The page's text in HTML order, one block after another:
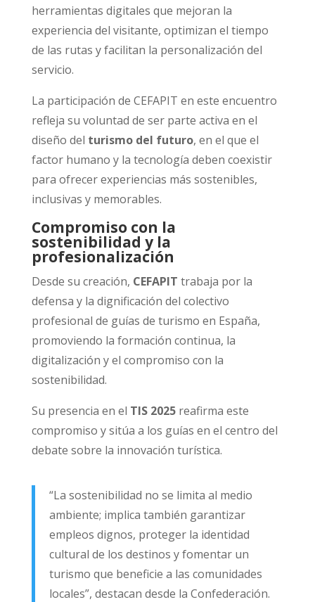
herramientas digitales que mejoran la
experiencia del visitante, optimizan el tiempo
de las rutas y facilitan la personalización del
servicio.
La participación de CEFAPIT en este encuentro
refleja su voluntad de ser parte activa en el
diseño del turismo del futuro, en el que el
factor humano y la tecnología deben coexistir
para ofrecer experiencias más sostenibles,
inclusivas y memorables.
Compromiso con la
sostenibilidad y la
profesionalización
Desde su creación, CEFAPIT trabaja por la
defensa y la dignificación del colectivo
profesional de guías de turismo en España,
promoviendo la formación continua, la
digitalización y el compromiso con la
sostenibilidad.
Su presencia en el TIS 2025reafirma este
compromiso y sitúa a los guías en el centro del
debate sobre la innovación turística.
“La sostenibilidad no se limita al medio
ambiente; implica también garantizar
empleos dignos, proteger la identidad
cultural de los destinos y fomentar un
turismo que beneficie a las comunidades
locales”, destacan desde la Confederación.